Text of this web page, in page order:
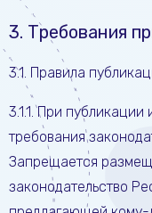
3. Требования
3.1. Правила
3.1.1. При
требования
Запрещается
законодательство